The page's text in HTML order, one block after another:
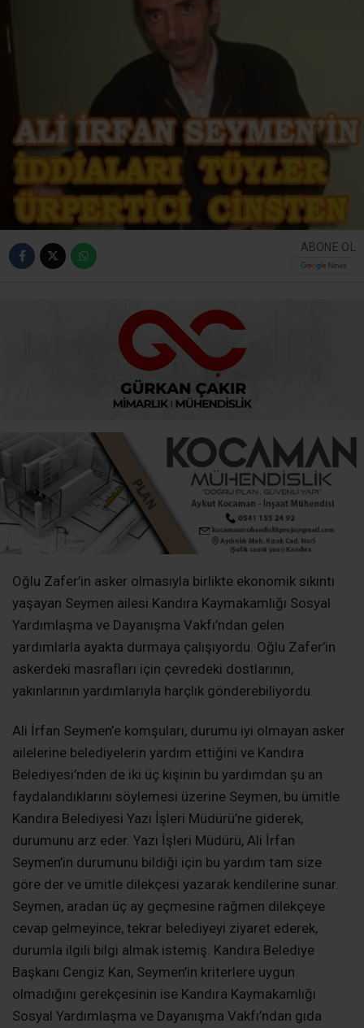
ABONE OL
Oğlu Zafer’in asker olmasıyla birlikte ekonomik sıkıntı
yaşayan Seymen ailesi Kandıra Kaymakamlığı Sosyal
Yardımlaşma ve Dayanışma Vakfı’ndan gelen
yardımlarla ayakta durmaya çalışıyordu. Oğlu Zafer’in
askerdeki masrafları için çevredeki dostlarının,
yakınlarının yardımlarıyla harçlık gönderebiliyordu.
Ali İrfan Seymen’e komşuları, durumu iyi olmayan asker
ailelerine belediyelerin yardım ettiğini ve Kandıra
Belediyesi’nden de iki üç kişinin bu yardımdan şu an
faydalandıklarını söylemesi üzerine Seymen, bu ümitle
Kandıra Belediyesi Yazı İşleri Müdürü’ne giderek,
durumunu arz eder. Yazı İşleri Müdürü, Ali İrfan
Seymen’in durumunu bildiği için bu yardım tam size
göre der ve ümitle dilekçesi yazarak kendilerine sunar.
Seymen, aradan üç ay geçmesine rağmen dilekçeye
cevap gelmeyince, tekrar belediyeyi ziyaret ederek,
durumla ilgili bilgi almak istemiş. Kandıra Belediye
Başkanı Cengiz Kan, Seymen’in kriterlere uygun
olmadığını gerekçesinin ise Kandıra Kaymakamlığı
Sosyal Yardımlaşma ve Dayanışma Vakfı’ndan gıda